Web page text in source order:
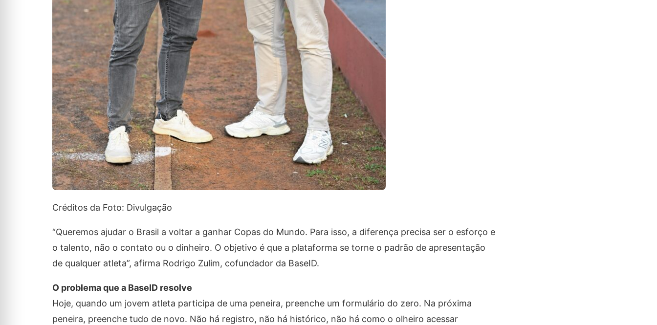
Créditos da Foto: Divulgação
“Queremos ajudar o Brasil a voltar a ganhar Copas do Mundo. Para isso, a diferença precisa ser o esforço e
o talento, não o contato ou o dinheiro. O objetivo é que a plataforma se torne o padrão de apresentação
de qualquer atleta”, afirma Rodrigo Zulim, cofundador da BaseID.
O problema que a BaseID resolve
Hoje, quando um jovem atleta participa de uma peneira, preenche um formulário do zero. Na próxima
peneira, preenche tudo de novo. Não há registro, não há histórico, não há como o olheiro acessar